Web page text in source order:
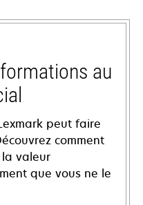
au
peut faire
comment
valeur
que vous ne le